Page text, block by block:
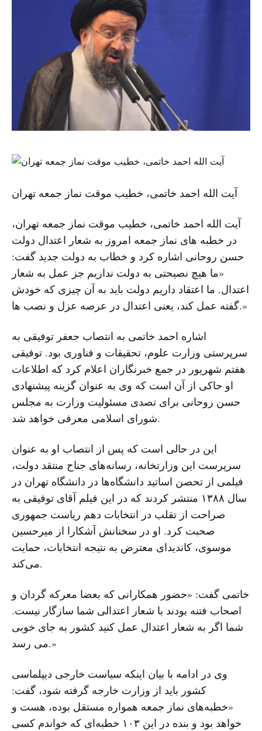
آیت الله احمد خاتمی، خطیب موقت نماز جمعه تهران
آیت الله احمد خاتمی، خطیب موقت نماز جمعه تهران،
در خطبه های نماز جمعه امروز به شعار اعتدال دولت
حسن روحانی اشاره کرد و خطاب به دولت جدید گفت:
«ما هیچ نصیحتی به دولت نداریم جز عمل به شعار
اعتدال. ما اعتقاد داریم دولت باید به آن چیزی که خودش
گفته عمل کند، یعنی اعتدال در عرصه عزل و نصب ها.»
اشاره احمد خاتمی به انتصاب جعفر توفیقی به
سرپرستی وزارت علوم، تحقیقات و فناوری بود. توفیقی
هفتم شهریور در جمع خبرنگاران اعلام کرد که اطلاعات
او حاکی از آن است که وی به عنوان گزینه پیشنهادی
حسن روحانی برای تصدی مسئولیت وزارت به مجلس
شورای اسلامی معرفی خواهد شد.
این در حالی است که پس از انتصاب او به عنوان
سرپرست این وزارتخانه، رسانه‌های جناح منتقد دولت،‌
فیلمی از تحصن اساتید دانشگاه‌ها در دانشگاه تهران در
سال ۱۳۸۸ منتشر کردند که در این فیلم آقای توفیقی به
صراحت از تقلب در انتخابات دهم ریاست جمهوری
صحبت کرد. او در سخنانش آشکارا از میرحسین
موسوی، کاندیدای معترض به نتیجه انتخابات، حمایت
می‌کند.
خاتمی گفت: «حضور همکارانی که بعضا معرکه گردان و
اصحاب فتنه بودند با شعار اعتدالی شما سازگار نیست.
شما اگر به شعار اعتدال عمل کنید کشور به جای خوبی
می رسد.»
وی در ادامه با بیان اینکه سیاست خارجی دیپلماسی
کشور باید از وزارت خارجه گرفته شود، گفت:
«خطبه‌های نماز جمعه همواره مستقل بوده، هست و
خواهد بود و بنده در این ۱۰۳ خطبه‌ای که خواندم کسی